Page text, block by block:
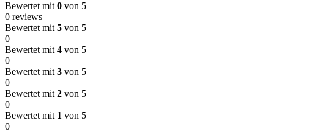
Bewertet mit 0 von 5
0 reviews
Bewertet mit 5 von 5
0
Bewertet mit 4 von 5
0
Bewertet mit 3 von 5
0
Bewertet mit 2 von 5
0
Bewertet mit 1 von 5
0